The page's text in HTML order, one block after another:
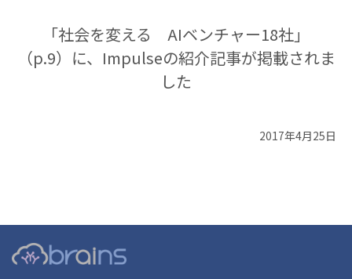
「社会を変える AIベンチャー18社」
（p.9）に、Impulseの紹介記事が掲載されま
した
2017年4月25日